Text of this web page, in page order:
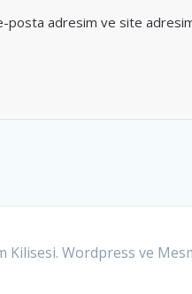
posta adresim ve site
Kilisesi. Wordpress ve